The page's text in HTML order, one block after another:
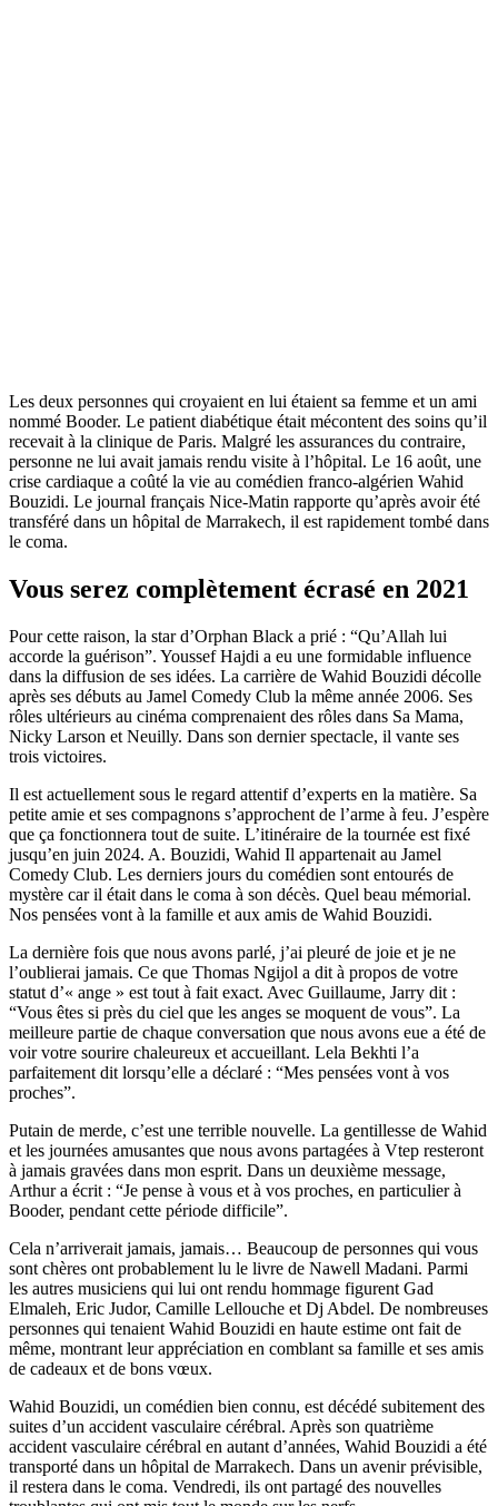
Les deux personnes qui croyaient en lui étaient sa femme et un ami
nommé Booder. Le patient diabétique était mécontent des soins qu’il
recevait à la clinique de Paris. Malgré les assurances du contraire,
personne ne lui avait jamais rendu visite à l’hôpital. Le 16 août, une
crise cardiaque a coûté la vie au comédien franco-algérien Wahid
Bouzidi. Le journal français Nice-Matin rapporte qu’après avoir été
transféré dans un hôpital de Marrakech, il est rapidement tombé dans
le coma.
Vous serez complètement écrasé en 2021
Pour cette raison, la star d’Orphan Black a prié : “Qu’Allah lui
accorde la guérison”. Youssef Hajdi a eu une formidable influence
dans la diffusion de ses idées. La carrière de Wahid Bouzidi décolle
après ses débuts au Jamel Comedy Club la même année 2006. Ses
rôles ultérieurs au cinéma comprenaient des rôles dans Sa Mama,
Nicky Larson et Neuilly. Dans son dernier spectacle, il vante ses
trois victoires.
Il est actuellement sous le regard attentif d’experts en la matière. Sa
petite amie et ses compagnons s’approchent de l’arme à feu. J’espère
que ça fonctionnera tout de suite. L’itinéraire de la tournée est fixé
jusqu’en juin 2024. A. Bouzidi, Wahid Il appartenait au Jamel
Comedy Club. Les derniers jours du comédien sont entourés de
mystère car il était dans le coma à son décès. Quel beau mémorial.
Nos pensées vont à la famille et aux amis de Wahid Bouzidi.
La dernière fois que nous avons parlé, j’ai pleuré de joie et je ne
l’oublierai jamais. Ce que Thomas Ngijol a dit à propos de votre
statut d’« ange » est tout à fait exact. Avec Guillaume, Jarry dit :
“Vous êtes si près du ciel que les anges se moquent de vous”. La
meilleure partie de chaque conversation que nous avons eue a été de
voir votre sourire chaleureux et accueillant. Lela Bekhti l’a
parfaitement dit lorsqu’elle a déclaré : “Mes pensées vont à vos
proches”.
Putain de merde, c’est une terrible nouvelle. La gentillesse de Wahid
et les journées amusantes que nous avons partagées à Vtep resteront
à jamais gravées dans mon esprit. Dans un deuxième message,
Arthur a écrit : “Je pense à vous et à vos proches, en particulier à
Booder, pendant cette période difficile”.
Cela n’arriverait jamais, jamais… Beaucoup de personnes qui vous
sont chères ont probablement lu le livre de Nawell Madani. Parmi
les autres musiciens qui lui ont rendu hommage figurent Gad
Elmaleh, Eric Judor, Camille Lellouche et Dj Abdel. De nombreuses
personnes qui tenaient Wahid Bouzidi en haute estime ont fait de
même, montrant leur appréciation en comblant sa famille et ses amis
de cadeaux et de bons vœux.
Wahid Bouzidi, un comédien bien connu, est décédé subitement des
suites d’un accident vasculaire cérébral. Après son quatrième
accident vasculaire cérébral en autant d’années, Wahid Bouzidi a été
transporté dans un hôpital de Marrakech. Dans un avenir prévisible,
il restera dans le coma. Vendredi, ils ont partagé des nouvelles